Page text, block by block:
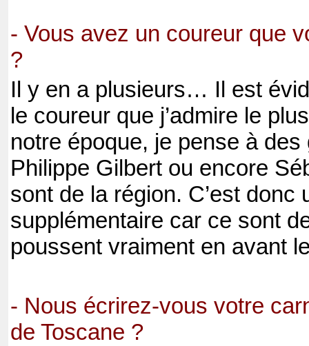
- Vous avez un coureur que
?
Il y en a plusieurs… Il est
le coureur que j’admire le
notre époque, je pense à
Philippe Gilbert ou encore
sont de la région. C’est donc
supplémentaire car ce sont
poussent vraiment en avant
- Nous écrirez-vous votre
de Toscane ?